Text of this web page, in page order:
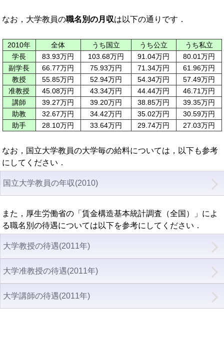
なお，大学教員の職名別の月収は以下の通りです．
2010年 全体 うち国立 うち公立
うち私立
学長
83.93万円 103.68万円 91.04万円
80.01万円
副学長
66.77万円 75.93万円 71.34万円
61.96万円
教授
55.85万円 52.94万円 54.34万円
57.49万円
准教授
45.08万円 43.34万円 44.44万円
46.71万円
講師
39.27万円 39.20万円 38.85万円
39.35万円
助教
32.67万円 34.42万円 35.02万円
30.59万円
助手
28.10万円 33.64万円 29.74万円 27.03万円
なお，国立大学教員の大学毎の給料については，以下も参考
にしてください．
国立大学教員の年収(2010)
また，厚生労働省の「賃金構造基本統計調査（全国）」によ
る職名別の待遇については以下を参考にしてください．
大学教授の待遇(2011年)
大学准教授の待遇(2011年)
大学講師の待遇(2011年)